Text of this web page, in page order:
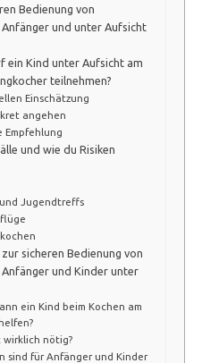
Bedienung von
und unter Aufsicht
ein Kind unter Aufsicht am
teilnehmen?
Einschätzung
angehen
Empfehlung
und wie du Risiken
Jugendtreffs
sicheren Bedienung von
und Kinder unter
ein Kind beim Kochen am
wirklich nötig?
sind für Anfänger und Kinder